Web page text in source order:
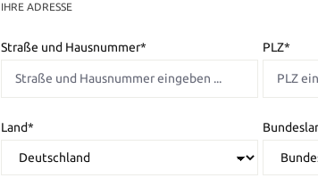
IHRE ADRESSE
Straße und Hausnummer* PLZ*
Land*